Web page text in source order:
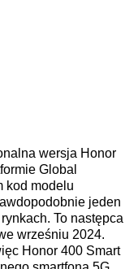
wersja Honor
Global
kod modelu
jeden
To następca
wrześniu 2024.
Honor 400 Smart